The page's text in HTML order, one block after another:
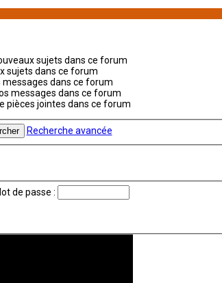
sujets dans ce forum
sujets dans ce forum
dans ce forum
messages dans ce forum
pièces jointes dans ce forum
Recherche avancée
de passe :